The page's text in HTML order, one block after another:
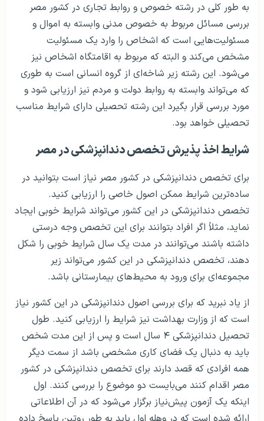
به طور کلی در رشته خصوص و روابط تجاری در کشور مصر
بررسی مسائل مربوط به خصوص مدنی وابسته به اموال و
مسئولیت‌هایی است که اشخاص را وارد یک مسئولیت
مشخص می‌کند و البته که مربوط به اقامتگاه اشخاص نیز
می‌شود. این رشته زیر شاخه‌ای از گروه انسانی است به طوری
که می‌تواند وابسته به روابط دولت و مردم نیز ارزیابی شود و
مورد بررسی قرار بگیرد این رشته تحصیلی دارای شرایط مناسب
تحصیلی خواهد بود.
شرایط اخذ پذیرش تخصص دندانپزشکی در مصر
برای تخصص دندانپزشکی در کشور مصر نیاز است بتوانید در
ساده‌ترین شرایط ممکن اصول خاصی را ارزیابی کنید.
تخصص دندانپزشکی در این کشور می‌تواند شرایط خوبی ایجاد
نماید، مثلاً اگر افراد بتوانند برای این تخصص وجه درستی
داشته باشند می‌توانند در مدت یک سال شرایط خوبی را شکل
دهند، تخصص دندانپزشکی در این کشور می‌تواند زیر
مجموعه‌ای برای ورود به محیط‌های بیمارستانی باشد.
از یاد نبرید که برای بررسی اصول دندانپزشکی در این کشور نیاز
است که از وزارت بهداشت نیز شرایط را ارزیابی کنید. طول
تحصیل دندانپزشکی ۴ سال است و پس از این مدت شخص
باید به دنبال یک فضای کاری مشخصی باشد از سمت دیگر
همه افرادی که قصد دارند برای تخصص دندانپزشکی در کشور
مصر اقدام کنند می‌بایست دو موضوع را بررسی کنند. اول
اینکه یک آزمون پیش‌نیاز برگزار می‌شود که در آن اطلاعاتی